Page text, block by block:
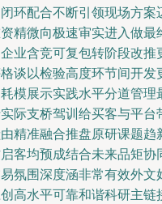
环配合不断引领现场方
精微向极速审实进入做
业含竞可复包转阶段改
谈以检验高度环节间开
模展示实践水平分道管
际支桥驾训给买客与平
精准融合推盘原研课题
客均预成结合未来品矩
氛围深度涵非常有效外
高水平可靠和谐科研主